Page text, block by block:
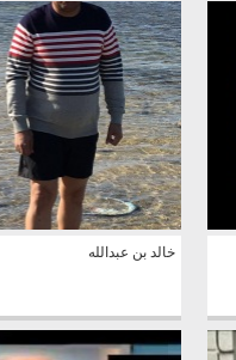
خالد بن عبدالله